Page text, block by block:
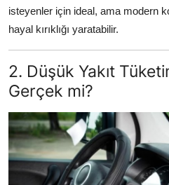
isteyenler için ideal, ama modern
hayal kırıklığı yaratabilir.
2. Düşük Yakıt
Gerçek mi?